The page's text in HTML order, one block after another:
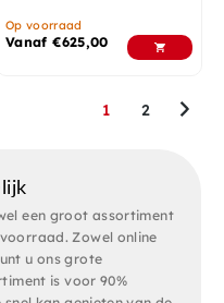
Op voorraad
Vanaf€625,00
1 2
een groot assortiment
Zowel online
u ons grote
is voor 90%